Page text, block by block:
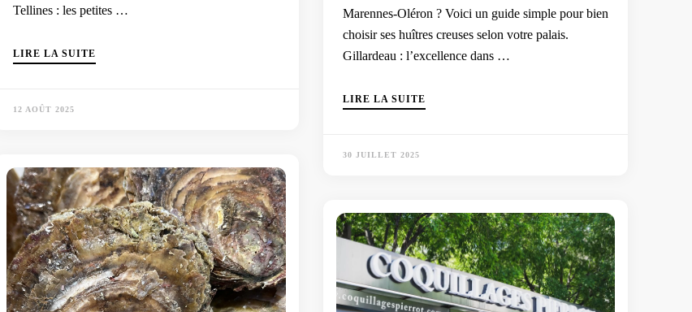
Tellines : les petites …
LIRE LA SUITE
12 AOÛT 2025
Marennes-Oléron ? Voici un guide simple pour bien
choisir ses huîtres creuses selon votre palais.
Gillardeau : l’excellence dans …
LIRE LA SUITE
30 JUILLET 2025